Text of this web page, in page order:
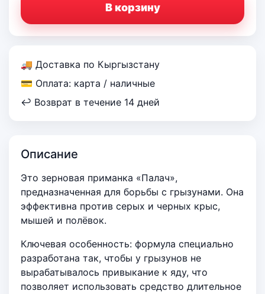
В корзину
🚚 Доставка по Кыргызстану
💳 Оплата: карта / наличные
↩ Возврат в течение 14 дней
Описание
Это зерновая приманка «Палач»,
предназначенная для борьбы с грызунами. Она
эффективна против серых и черных крыс,
мышей и полёвок.
Ключевая особенность: формула специально
разработана так, чтобы у грызунов не
вырабатывалось привыкание к яду, что
позволяет использовать средство длительное